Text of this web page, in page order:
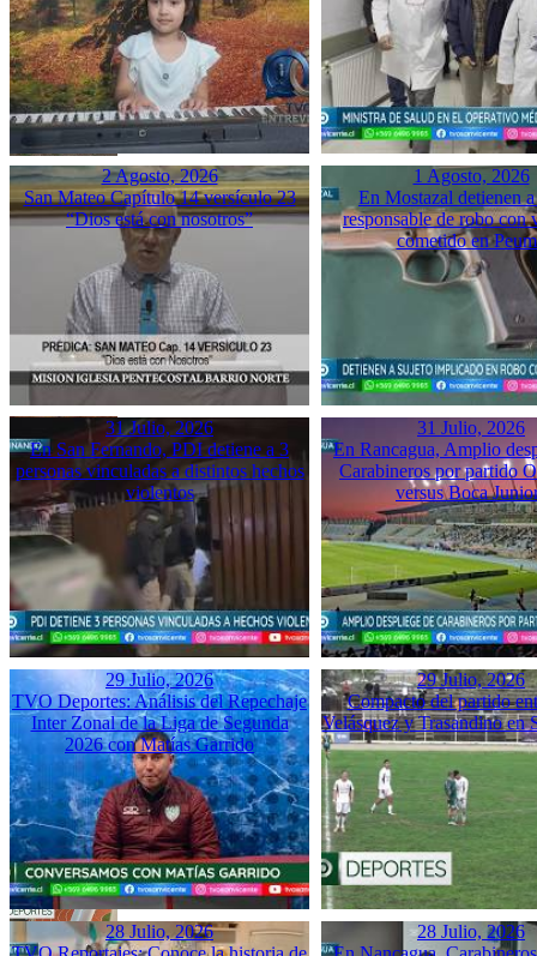
2 Agosto, 2026
San Mateo Capítulo 14 versículo 23
“Dios está con nosotros”
1 Agosto, 2026
En Mostazal detienen
responsable de robo con
cometido en
31 Julio, 2026
En San Fernando, PDI detiene a 3
personas vinculadas a distintos hechos
violentos
31 Julio, 2026
En Rancagua, Amplio
Carabineros por partido
versus Boca
29 Julio, 2026
TVO Deportes: Análisis del Repechaje
Inter Zonal de la Liga de Segunda
2026 con Matías Garrido
29 Julio, 2026
Compacto del partido
Velásquez y Trasandino en
28 Julio, 2026
28 Julio, 2026